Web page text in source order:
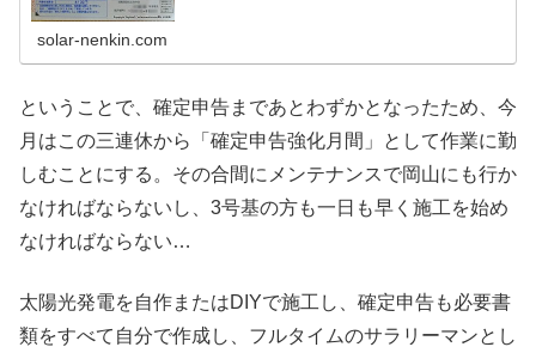
solar-nenkin.com
ということで、確定申告まであとわずかとなったため、今
月はこの三連休から「確定申告強化月間」として作業に勤
しむことにする。その合間にメンテナンスで岡山にも行か
なければならないし、3号基の方も一日も早く施工を始め
なければならない…
太陽光発電を自作またはDIYで施工し、確定申告も必要書
類をすべて自分で作成し、フルタイムのサラリーマンとし